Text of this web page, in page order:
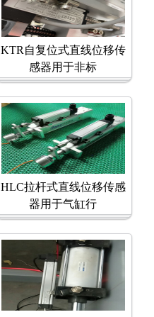
KTR自复位式直线位移传
感器用于非标
HLC拉杆式直线位移传感
器用于气缸行